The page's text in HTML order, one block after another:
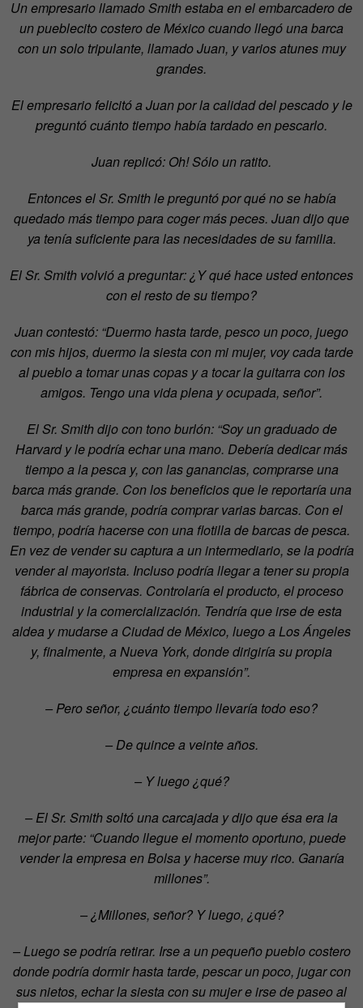
Un empresario llamado Smith estaba en el embarcadero de
un pueblecito costero de México cuando llegó una barca
con un solo tripulante, llamado Juan, y varios atunes muy
grandes.
El empresario felicitó a Juan por la calidad del pescado y le
preguntó cuánto tiempo había tardado en pescarlo.
Juan replicó: Oh! Sólo un ratito.
Entonces el Sr. Smith le preguntó por qué no se había
quedado más tiempo para coger más peces. Juan dijo que
ya tenía suficiente para las necesidades de su familia.
El Sr. Smith volvió a preguntar: ¿Y qué hace usted entonces
con el resto de su tiempo?
Juan contestó: “Duermo hasta tarde, pesco un poco, juego
con mis hijos, duermo la siesta con mi mujer, voy cada tarde
al pueblo a tomar unas copas y a tocar la guitarra con los
amigos. Tengo una vida plena y ocupada, señor”.
El Sr. Smith dijo con tono burlón: “Soy un graduado de
Harvard y le podría echar una mano. Debería dedicar más
tiempo a la pesca y, con las ganancias, comprarse una
barca más grande. Con los beneficios que le reportaría una
barca más grande, podría comprar varias barcas. Con el
tiempo, podría hacerse con una flotilla de barcas de pesca.
En vez de vender su captura a un intermediario, se la podría
vender al mayorista. Incluso podría llegar a tener su propia
fábrica de conservas. Controlaría el producto, el proceso
industrial y la comercialización. Tendría que irse de esta
aldea y mudarse a Ciudad de México, luego a Los Ángeles
y, finalmente, a Nueva York, donde dirigiría su propia
empresa en expansión”.
– Pero señor, ¿cuánto tiempo llevaría todo eso?
– De quince a veinte años.
– Y luego ¿qué?
– El Sr. Smith soltó una carcajada y dijo que ésa era la
mejor parte: “Cuando llegue el momento oportuno, puede
vender la empresa en Bolsa y hacerse muy rico. Ganaría
millones”.
– ¿Millones, señor? Y luego, ¿qué?
– Luego se podría retirar. Irse a un pequeño pueblo costero
donde podría dormir hasta tarde, pescar un poco, jugar con
sus nietos, echar la siesta con su mujer e irse de paseo al